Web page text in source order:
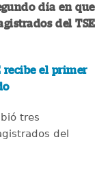
día en que
del TSE
recibe el primer
tres
del